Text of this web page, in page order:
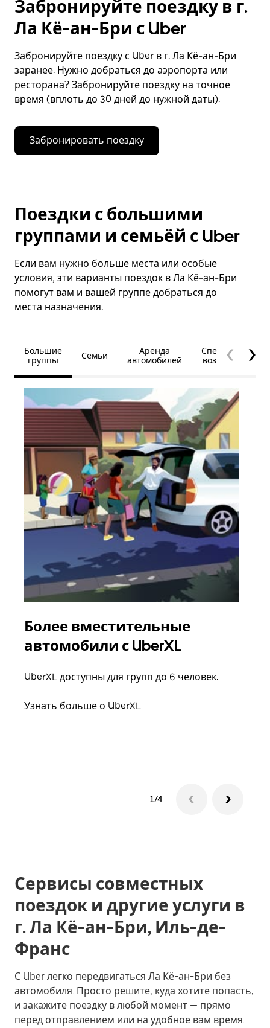
Забронируйте поездку в г.
Ла Кё-ан-Бри с Uber
Забронируйте поездку с Uber в г. Ла Кё-ан-Бри
заранее. Нужно добраться до аэропорта или
ресторана? Забронируйте поездку на точное
время (вплоть до 30 дней до нужной даты).
Забронировать поездку
Поездки с большими
группами и семьёй с Uber
Если вам нужно больше места или особые
условия, эти варианты поездок в Ла Кё-ан-Бри
помогут вам и вашей группе добраться до
места назначения.
Большие
группы
Семьи
Аренда
автомобилей
Специальные
возможности
Более вместительные
автомобили с UberXL
UberXL доступны для групп до 6 человек.
Узнать больше о UberXL
1/4
Сервисы совместных
поездок и другие услуги в
г. Ла Кё-ан-Бри, Иль-де-
Франс
С Uber легко передвигаться Ла Кё-ан-Бри без
автомобиля. Просто решите, куда хотите попасть,
и закажите поездку в любой момент — прямо
перед отправлением или на удобное вам время.